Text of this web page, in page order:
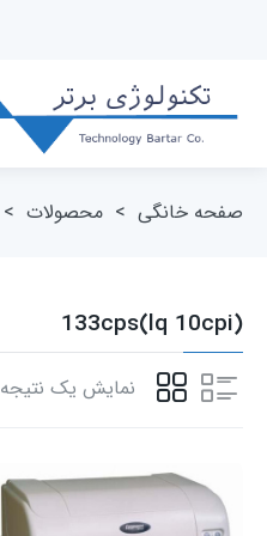
صفحه خانگی > محصولات >
133cps(lq 10cpi)
نمایش یک نتیجه